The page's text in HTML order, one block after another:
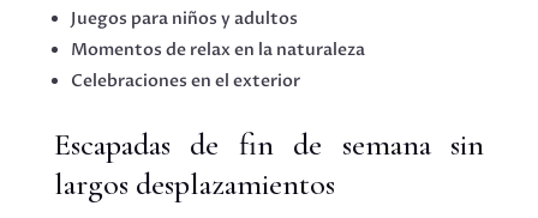
Juegos para niños y adultos
Momentos de relax en la naturaleza
Celebraciones en el exterior
Escapadas de fin de semana sin
largos desplazamientos